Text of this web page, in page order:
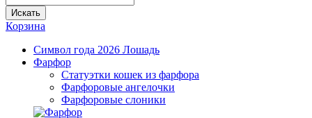
Искать
Корзина
Символ года 2026 Лошадь
Фарфор
Статуэтки кошек из фарфора
Фарфоровые ангелочки
Фарфоровые слоники